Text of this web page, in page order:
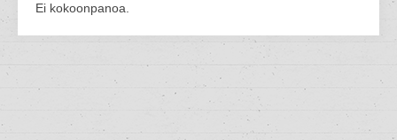
Ei kokoonpanoa.